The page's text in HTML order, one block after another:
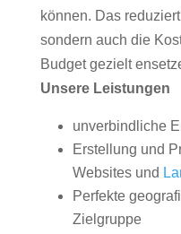
können. Das
sondern auch die
Budget gezielt
Unsere Leistungen
unverbindliche
Erstellung und
Websites und
Perfekte
Zielgruppe